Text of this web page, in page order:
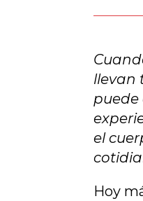
llevan
puede
el
Hoy